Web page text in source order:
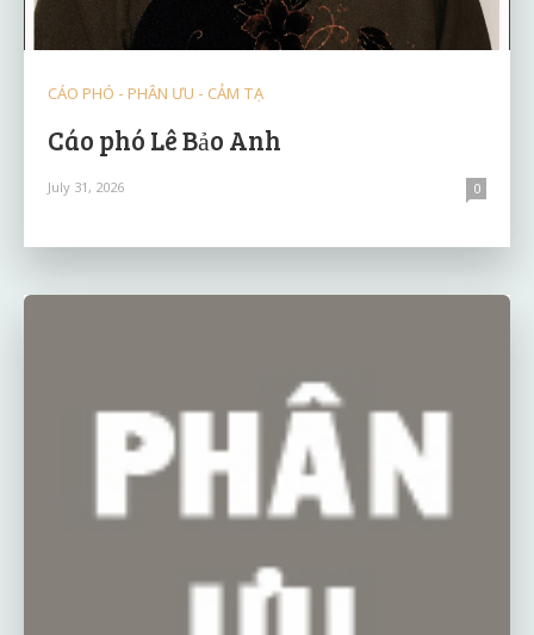
CÁO PHÓ - PHÂN ƯU - CẢM TẠ
Cáo phó Lê Bảo Anh
July 31, 2026 0